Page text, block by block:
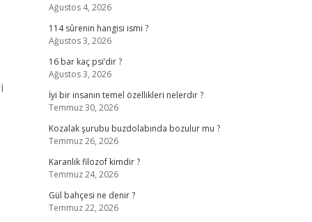
Ağustos 4, 2026
114 sûrenin hangisi ismi ?
Ağustos 3, 2026
16 bar kaç psi’dir ?
Ağustos 3, 2026
İyi bir insanın temel özellikleri nelerdir ?
Temmuz 30, 2026
Kozalak şurubu buzdolabında bozulur mu ?
Temmuz 26, 2026
Karanlık filozof kimdir ?
Temmuz 24, 2026
Gül bahçesi ne denir ?
Temmuz 22, 2026